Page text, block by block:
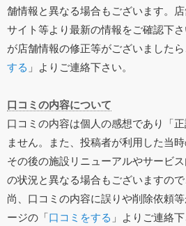
舗情報と異なる場合もございます。
サイト等より最新の情報をご確認下
が店舗情報の修正等がございました
する 」よりご連絡下さい。
口コミの内容について
口コミの内容は個人の感想であり「
ません。また、投稿者が利用した当
その後の施設リニューアルやサービ
の状況と異なる場合もございますので
尚、口コミの内容に誤りや削除依頼
ージの「口コミをする 」よりご連絡下